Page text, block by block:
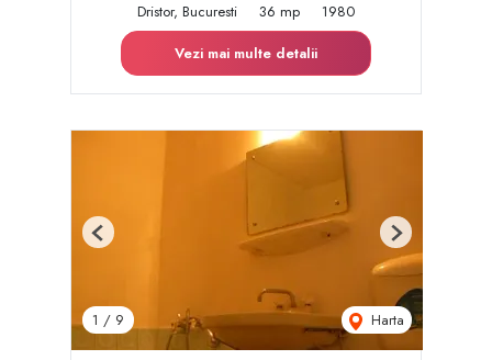
Dristor, Bucuresti
36 mp
1980
Vezi mai multe detalii
1 / 9 Harta
Previous Next